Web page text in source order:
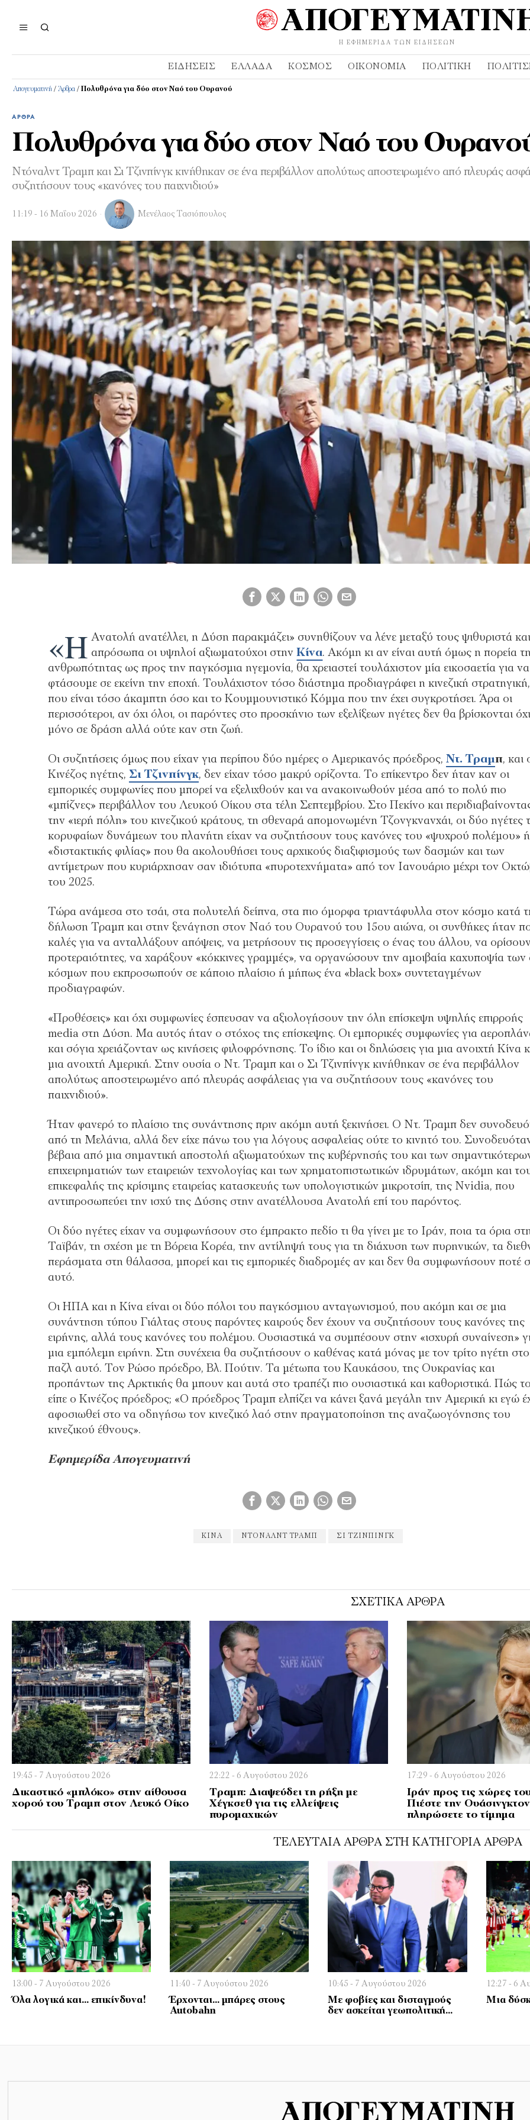
Η ΕΦΗΜΕΡΊΔΑ ΤΩΝ ΕΙΔΉΣΕΩΝ
ΕΙΔΉΣΕΙΣ ΕΛΛΆΔΑ ΚΌΣΜΟΣ ΟΙΚΟΝΟΜΊΑ ΠΟΛΙΤΙΚΉ
Απογευματινή / Άρθρα / Πολυθρόνα για δύο στον Ναό του Ουρανού
ΆΡΘΡΑ
Πολυθρόνα για δύο στον Ναό του
Ντόναλντ Τραμπ και Σι Τζινπίνγκ κινήθηκαν σε ένα περιβάλλον απολύτως αποστειρωμένο από πλευράς
συζητήσουν τους «κανόνες του παιχνιδιού»
11:19 - 16 Μαΐου 2026 Μενέλαος Τασιόπουλος
«Η Ανατολή ανατέλλει, η Δύση παρακμάζει» συνηθίζουν να λένε μεταξύ τους ψιθυριστά και
απρόσωπα οι υψηλοί αξιωματούχοι στηνΚίνα. Ακόμη κι αν είναι αυτή όμως η πορεία
ανθρωπότητας ως προς την παγκόσμια ηγεμονία, θα χρειαστεί τουλάχιστον μία εικοσαετία για να
φτάσουμε σε εκείνη την εποχή. Τουλάχιστον τόσο διάστημα προδιαγράφει η κινεζική στρατηγική,
που είναι τόσο άκαμπτη όσο και το Κουμμουνιστικό Κόμμα που την έχει συγκροτήσει. Άρα οι
περισσότεροι, αν όχι όλοι, οι παρόντες στο προσκήνιο των εξελίξεων ηγέτες δεν θα βρίσκονται όχι
μόνο σε δράση αλλά ούτε καν στη ζωή.
Οι συζητήσεις όμως που είχαν για περίπου δύο ημέρες ο Αμερικανός πρόεδρος, Ντ. Τραμπ, και
Κινέζος ηγέτης, Σι Τζινπίνγκ, δεν είχαν τόσο μακρύ ορίζοντα. Το επίκεντρο δεν ήταν καν οι
εμπορικές συμφωνίες που μπορεί να εξελιχθούν και να ανακοινωθούν μέσα από το πολύ πιο
«μπίζνες» περιβάλλον του Λευκού Οίκου στα τέλη Σεπτεμβρίου. Στο Πεκίνο και
την «ιερή πόλη» του κινεζικού κράτους, τη σθεναρά απομονωμένη Τζονγκνανχάι, οι δύο ηγέτες
κορυφαίων δυνάμεων του πλανήτη είχαν να συζητήσουν τους κανόνες του «ψυχρού πολέμου»
«διστακτικής φιλίας» που θα ακολουθήσει τους αρχικούς διαξιφισμούς των δασμών και των
αντίμετρων που κυριάρχησαν σαν ιδιότυπα «πυροτεχνήματα» από τον Ιανουάριο μέχρι τον
του 2025.
Τώρα ανάμεσα στο τσάι, στα πολυτελή δείπνα, στα πιο όμορφα τριαντάφυλλα στον κόσμο κατά
δήλωση Τραμπ και στην ξενάγηση στον Ναό του Ουρανού του 15ου αιώνα, οι συνθήκες ήταν
καλές για να ανταλλάξουν απόψεις, να μετρήσουν τις προσεγγίσεις ο ένας του άλλου, να
προτεραιότητες, να χαράξουν «κόκκινες γραμμές», να οργανώσουν την αμοιβαία καχυποψία των
κόσμων που εκπροσωπούν σε κάποιο πλαίσιο ή μήπως ένα «black box» συντεταγμένων
προδιαγραφών.
«Προθέσεις» και όχι συμφωνίες έσπευσαν να αξιολογήσουν την όλη επίσκεψη υψηλής επιρροής
media στη Δύση. Μα αυτός ήταν ο στόχος της επίσκεψης. Οι εμπορικές συμφωνίες για
και σόγια χρειάζονταν ως κινήσεις φιλοφρόνησης. Το ίδιο και οι δηλώσεις για μια ανοιχτή Κίνα
μια ανοιχτή Αμερική. Στην ουσία ο Ντ. Τραμπ και ο Σι Τζινπίνγκ κινήθηκαν σε ένα περιβάλλον
απολύτως αποστειρωμένο από πλευράς ασφάλειας για να συζητήσουν τους «κανόνες του
παιχνιδιού».
Ήταν φανερό το πλαίσιο της συνάντησης πριν ακόμη αυτή ξεκινήσει. Ο Ντ. Τραμπ δεν
από τη Μελάνια, αλλά δεν είχε πάνω του για λόγους ασφαλείας ούτε το κινητό του.
βέβαια από μια σημαντική αποστολή αξιωματούχων της κυβέρνησής του και των
επιχειρηματιών των εταιρειών τεχνολογίας και των χρηματοπιστωτικών ιδρυμάτων, ακόμη και
επικεφαλής της κρίσιμης εταιρείας κατασκευής των υπολογιστικών μικροτσίπ, της Nvidia, που
αντιπροσωπεύει την ισχύ της Δύσης στην ανατέλλουσα Ανατολή επί του παρόντος.
Οι δύο ηγέτες είχαν να συμφωνήσουν στο έμπρακτο πεδίο τι θα γίνει με το Ιράν, ποια τα όρια
Ταϊβάν, τη σχέση με τη Βόρεια Κορέα, την αντίληψή τους για τη διάχυση των πυρηνικών, τα
περάσματα στη θάλασσα, μπορεί και τις εμπορικές διαδρομές αν και δεν θα συμφωνήσουν ποτέ
αυτό.
Οι ΗΠΑ και η Κίνα είναι οι δύο πόλοι του παγκόσμιου ανταγωνισμού, που ακόμη και σε μια
συνάντηση τύπου Γιάλτας στους παρόντες καιρούς δεν έχουν να συζητήσουν τους κανόνες της
ειρήνης, αλλά τους κανόνες του πολέμου. Ουσιαστικά να συμπέσουν στην «ισχυρή συναίνεση»
μια εμπόλεμη ειρήνη. Στη συνέχεια θα συζητήσουν ο καθένας κατά μόνας με τον τρίτο ηγέτη στο
παζλ αυτό. Τον Ρώσο πρόεδρο, Βλ. Πούτιν. Τα μέτωπα του Καυκάσου, της Ουκρανίας και
προπάντων της Αρκτικής θα μπουν και αυτά στο τραπέζι πιο ουσιαστικά και καθοριστικά. Πώς το
είπε ο Κινέζος πρόεδρος; «Ο πρόεδρος Τραμπ ελπίζει να κάνει ξανά μεγάλη την Αμερική κι εγώ
αφοσιωθεί στο να οδηγήσω τον κινεζικό λαό στην πραγματοποίηση της αναζωογόνησης του
κινεζικού έθνους».
Εφημερίδα Απογευματινή
ΚΊΝΑ ΝΤΌΝΑΛΝΤ ΤΡΑΜΠ ΣΙ ΤΖΙΝΠΊΝΓΚ
ΣΧΕΤΙΚΑ ΑΡΘΡΑ
19:45 - 7 Αυγούστου 2026
Δικαστικό «μπλόκο» στην αίθουσα
χορού του Τραμπ στον Λευκό Οίκο
22:22 - 6 Αυγούστου 2026
Τραμπ: Διαψεύδει τη ρήξη με
Χέγκσεθ για τις ελλείψεις
πυρομαχικών
17:29 - 6 Αυγούστου 2026
Ιράν προς τις χώρες
Πιέστε την
πληρώσετε το τίμημα
ΤΕΛΕΥΤΑΊΑ ΆΡΘΡΑ ΣΤΗ ΚΑΤΗΓΟΡΊΑ ΆΡΘΡΑ
13:00 - 7 Αυγούστου 2026
Όλα λογικά και… επικίνδυνα!
11:40 - 7 Αυγούστου 2026
Έρχονται… μπάρες στους
Autobahn
10:45 - 7 Αυγούστου 2026
Με φοβίες και δισταγμούς
δεν ασκείται γεωπολιτική…
12:27 - 6
Μια